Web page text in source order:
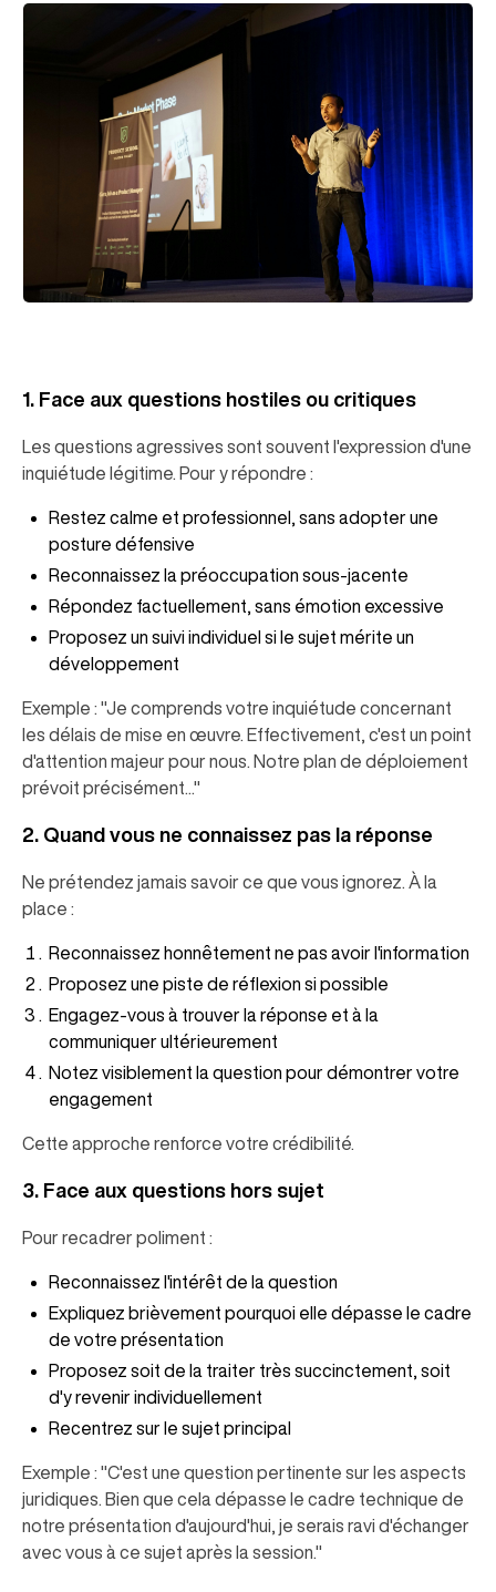
1. Face aux questions hostiles ou critiques
Les questions agressives sont souvent l'expression d'une
inquiétude légitime. Pour y répondre :
Restez calme et professionnel, sans adopter une
posture défensive
Reconnaissez la préoccupation sous-jacente
Répondez factuellement, sans émotion excessive
Proposez un suivi individuel si le sujet mérite un
développement
Exemple : "Je comprends votre inquiétude concernant
les délais de mise en œuvre. Effectivement, c'est un point
d'attention majeur pour nous. Notre plan de déploiement
prévoit précisément..."
2. Quand vous ne connaissez pas la réponse
Ne prétendez jamais savoir ce que vous ignorez. À la
place :
Reconnaissez honnêtement ne pas avoir l'information
Proposez une piste de réflexion si possible
Engagez-vous à trouver la réponse et à la
communiquer ultérieurement
Notez visiblement la question pour démontrer votre
engagement
Cette approche renforce votre crédibilité.
3. Face aux questions hors sujet
Pour recadrer poliment :
Reconnaissez l'intérêt de la question
Expliquez brièvement pourquoi elle dépasse le cadre
de votre présentation
Proposez soit de la traiter très succinctement, soit
d'y revenir individuellement
Recentrez sur le sujet principal
Exemple : "C'est une question pertinente sur les aspects
juridiques. Bien que cela dépasse le cadre technique de
notre présentation d'aujourd'hui, je serais ravi d'échanger
avec vous à ce sujet après la session."